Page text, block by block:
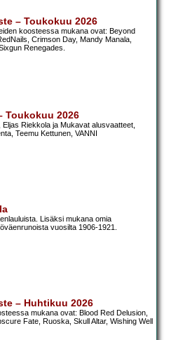
– Toukokuu 2026
koosteessa mukana ovat: Beyond
Crimson Day, Mandy Manala,
Renegades.
Toukokuu 2026
Riekkola ja Mukavat alusvaatteet,
Teemu Kettunen, VANNI
Lisäksi mukana omia
vuosilta 1906-1921.
– Huhtikuu 2026
mukana ovat: Blood Red Delusion,
Fate, Ruoska, Skull Altar, Wishing Well